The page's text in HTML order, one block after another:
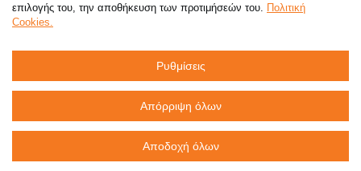
214 100 9999 (αστική χρέωση)
Πολιτική Cookies CCTV
επιλογής του, την αποθήκευση των προτιμήσεών του. Πολιτική
Cookies.
Ρυθμίσεις
Απόρριψη όλων
Αποδοχή όλων